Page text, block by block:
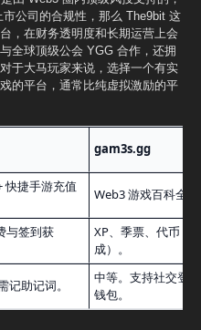
公司的合规性，那么 The9bit 这
，在财务透明度和长期运营上会
全球顶级公会 YGG 合作，还拥
于大马玩家来说，选择一个有实
的平台，通常比纯虚拟激励的平
gam3s.gg
快捷手游充值
Web3 游戏百科全
与签到获
XP、季票、代币（
成）。
助记词。
中等。支持社交登
钱包。